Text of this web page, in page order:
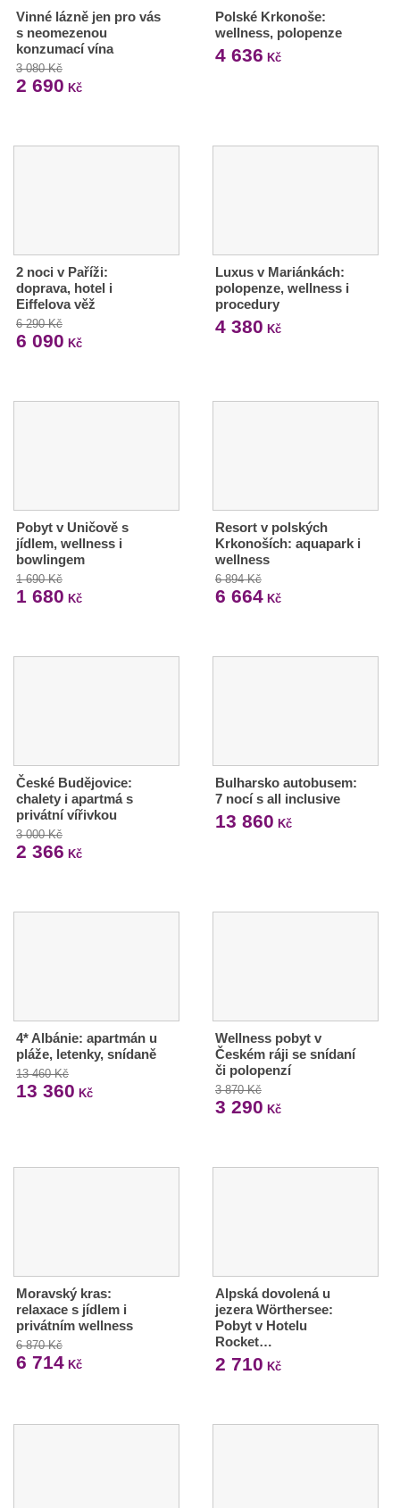
Vinné lázně jen pro vás
s neomezenou
konzumací vína
3 080 Kč
2 690 Kč
Polské Krkonoše:
wellness, polopenze
4 636 Kč
2 noci v Paříži:
doprava, hotel i
Eiffelova věž
6 290 Kč
6 090 Kč
Luxus v Mariánkách:
polopenze, wellness i
procedury
4 380 Kč
Pobyt v Uničově s
jídlem, wellness i
bowlingem
1 690 Kč
1 680 Kč
Resort v polských
Krkonoších: aquapark i
wellness
6 894 Kč
6 664Kč
České Budějovice:
chalety i apartmá s
privátní vířivkou
3 000 Kč
2 366 Kč
Bulharsko autobusem:
7 nocí s all inclusive
13 860 Kč
4* Albánie: apartmán u
pláže, letenky, snídaně
13 460 Kč
13 360 Kč
Wellness pobyt v
Českém ráji se snídaní
či polopenzí
3 870 Kč
3 290 Kč
Moravský kras:
relaxace s jídlem i
privátním wellness
6 870 Kč
6 714 Kč
Alpská dovolená u
jezera Wörthersee:
Pobyt v Hotelu
Rocket…
2 710 Kč